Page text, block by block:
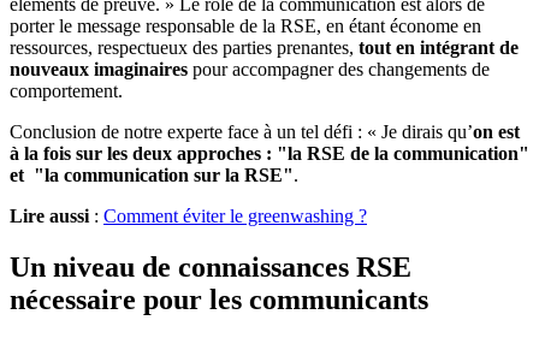
éléments de preuve. » Le rôle de la communication est alors de
porter le message responsable de la RSE, en étant économe en
ressources, respectueux des parties prenantes, tout en intégrant de
nouveaux imaginaires pour accompagner des changements de
comportement.
Conclusion de notre experte face à un tel défi : « Je dirais qu’on est
à la fois sur les deux approches : "la RSE de la communication"
et "la communication sur la RSE".
Lire aussi: Comment éviter le greenwashing ?
Un niveau de connaissances RSE
nécessaire pour les communicants